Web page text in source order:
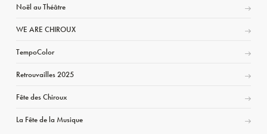
Noël au Théâtre
WE ARE CHIROUX
TempoColor
Retrouvailles 2025
Fête des Chiroux
La Fête de la Musique